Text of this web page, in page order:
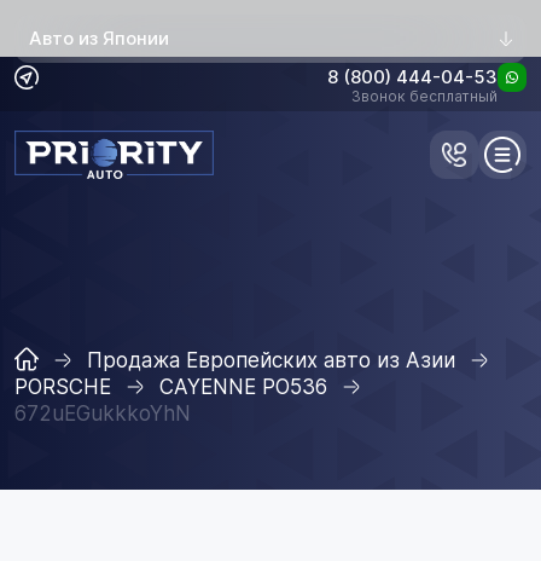
Авто из Японии
8 (800) 444-04-53
Звонок бесплатный
Продажа Европейских авто из Азии
PORSCHE
CAYENNE PO536
672uEGukkkoYhN